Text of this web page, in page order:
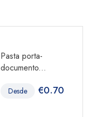
Pasta porta-
documento...
Desde €0.70